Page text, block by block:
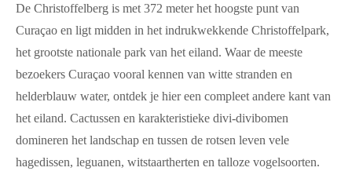
De Christoffelberg is met 372 meter het hoogste punt van
Curaçao en ligt midden in het indrukwekkende Christoffelpark,
het grootste nationale park van het eiland. Waar de meeste
bezoekers Curaçao vooral kennen van witte stranden en
helderblauw water, ontdek je hier een compleet andere kant van
het eiland. Cactussen en karakteristieke divi-divibomen
domineren het landschap en tussen de rotsen leven vele
hagedissen, leguanen, witstaartherten en talloze vogelsoorten.